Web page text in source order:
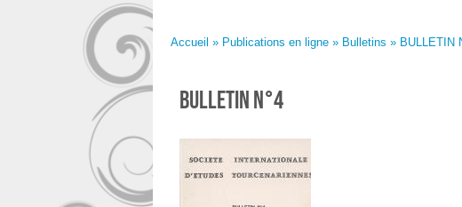
Accueil » Publications en ligne » Bulletins » BULLETIN
BULLETIN N°4